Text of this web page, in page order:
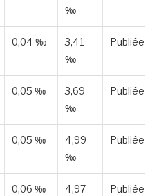
‰
0,04 ‰
3,41
‰
Publiée
0,05 ‰
3,69
‰
Publiée
0,05 ‰
4,99
‰
Publiée
0,06 ‰
4,97
Publiée